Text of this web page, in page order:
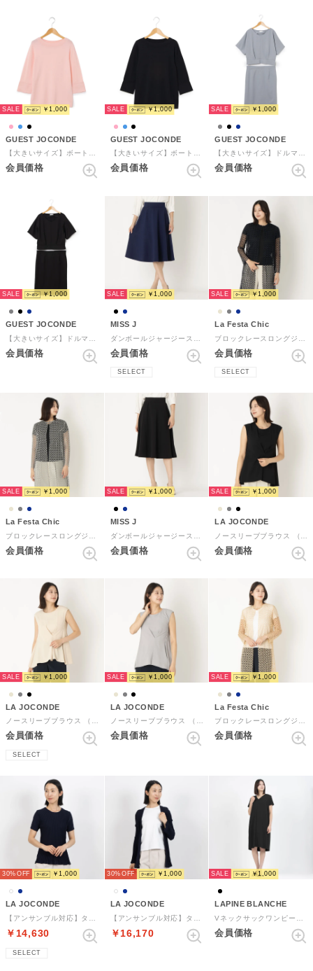
SALE ￥1,000
GUEST JOCONDE
【大きいサイズ】ボートネックニットプルオーバー （ピンク）
会員価格
SALE ￥1,000
GUEST JOCONDE
【大きいサイズ】ボートネックニットプルオーバー （ブラック）
会員価格
SALE ￥1,000
GUEST JOCONDE
【大きいサイズ】ドルマンブラウスセットアップ （グレー）
会員価格
SALE ￥1,000
GUEST JOCONDE
会員価格
SALE ￥1,000
MISS J
会員価格
SELECT
SALE ￥1,000
La Festa Chic
会員価格
SELECT
SALE ￥1,000
La Festa Chic
会員価格
SALE ￥1,000
MISS J
会員価格
SALE ￥1,000
LA JOCONDE
会員価格
SALE ￥1,000
LA JOCONDE
ノースリーブブラウス （ベージュ）
会員価格
SELECT
SALE ￥1,000
LA JOCONDE
ノースリーブブラウス （グレー）
会員価格
SALE ￥1,000
La Festa Chic
ブロックレースロングジャケット （ベージュ）
会員価格
30% ￥1,000
LA JOCONDE
￥14,630
SELECT
30% ￥1,000
LA JOCONDE
￥16,170
SALE ￥1,000
LAPINE BLANCHE
会員価格